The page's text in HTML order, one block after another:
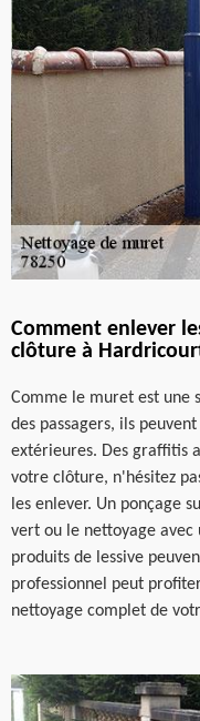
Comment enlever
clôture à
Comme le muret est une
des passagers, ils
extérieures. Des graffitis
votre clôture, n'hésitez
les enlever. Un ponçage
vert ou le nettoyage avec
produits de lessive
professionnel peut
nettoyage complet de